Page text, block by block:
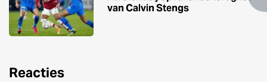
van Calvin Stengs
Reacties